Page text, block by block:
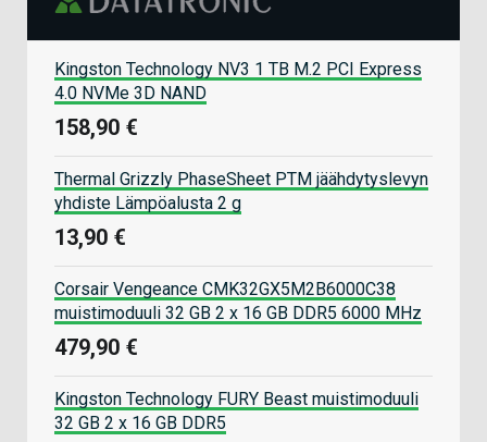
Kingston Technology NV3 1 TB M.2 PCI Express
4.0 NVMe 3D NAND
158,90 €
Thermal Grizzly PhaseSheet PTM jäähdytyslevyn
yhdiste Lämpöalusta 2 g
13,90 €
Corsair Vengeance CMK32GX5M2B6000C38
muistimoduuli 32 GB 2 x 16 GB DDR5 6000 MHz
479,90 €
Kingston Technology FURY Beast muistimoduuli
32 GB 2 x 16 GB DDR5